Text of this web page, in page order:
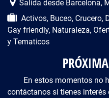
Salida desde Barcelona,
Activos, Buceo, Crucero,
Gay friendly, Naturaleza,
y Tematicos
En estos momentos no
contáctanos si tienes